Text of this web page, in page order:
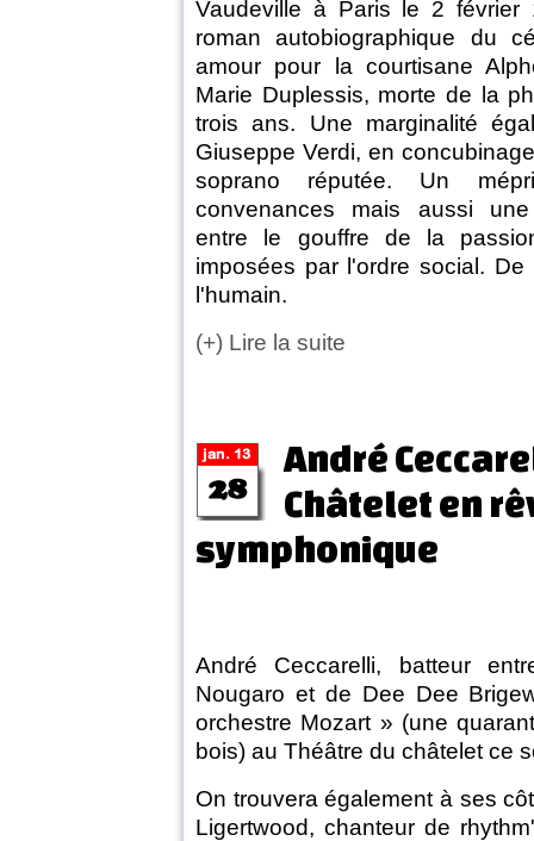
Vaudeville à Paris le 2
roman autobiographique du
amour pour la courtisane
Marie Duplessis, morte de la
trois ans. Une marginalité
Giuseppe Verdi, en
soprano réputée. Un
convenances mais aussi
entre le gouffre de la
imposées par l'ordre social.
l'humain.
(+) Lire la suite
André
Châtelet en
symphonique
André Ceccarelli, batteur
Nougaro et de Dee Dee
orchestre Mozart » (une
bois) au Théâtre du châtelet ce
On trouvera également à ses
Ligertwood, chanteur de